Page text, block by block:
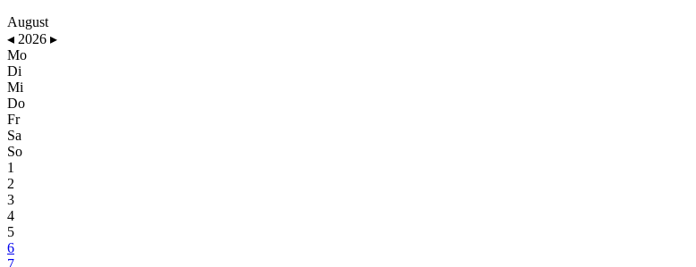
August
◂ 2026 ▸
Mo
Di
Mi
Do
Fr
Sa
So
1
2
3
4
5
6
7